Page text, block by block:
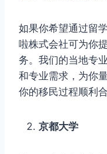
如果你希望通过留
啦株式会社可为你
务。我们的当地专
和专业需求，为你
你的移民过程顺利合
京都大学